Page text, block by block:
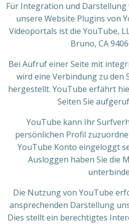
Für Integration und
unsere Website Plugins von
Videoportals ist die YouTube,
Bruno, CA
Bei Aufruf einer Seite mit
wird eine Verbindung zu den
hergestellt. YouTube erfährt
Seiten Sie
YouTube kann Ihr
persönlichen Profil
YouTube Konto eingeloggt
Ausloggen haben Sie die
Die Nutzung von YouTube
ansprechenden Darstellung
Dies stellt ein berechtigtes